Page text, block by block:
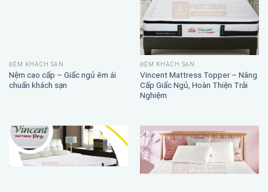
ĐỆM KHÁCH SẠN
Nệm cao cấp – Giấc ngủ êm ái
chuẩn khách sạn
ĐỆM KHÁCH SẠN
Vincent Mattress Topper – Nâng
Cấp Giấc Ngủ, Hoàn Thiện Trải
Nghiệm